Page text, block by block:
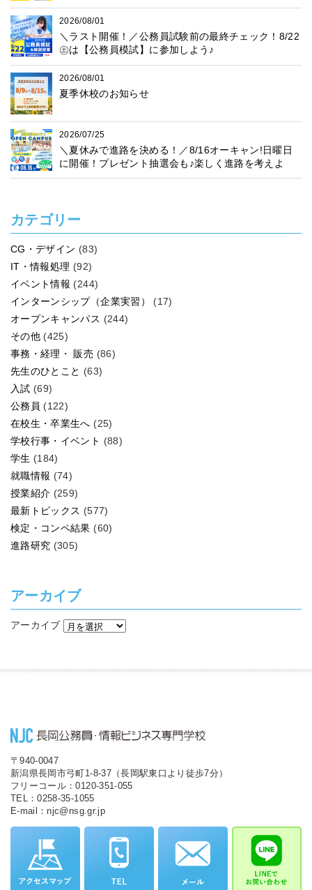
2026/08/01
＼ラスト開催！／公務員試験前の最終チェック！8/22
㊏は【公務員模試】に参加しよう♪
2026/08/01
夏季休校のお知らせ
2026/07/25
＼夏休みで進路を決める！／8/16オーキャン!日曜日
に開催！プレゼント抽選会も♪楽しく進路を考えよ
う！
カテゴリー
CG・デザイン (83)
IT・情報処理 (92)
イベント情報 (244)
インターンシップ（企業実習）
(17)
オープンキャンパス (244)
その他 (425)
事務・経理・ 販売 (86)
先生のひとこと (63)
入試 (69)
公務員 (122)
在校生・卒業生へ (25)
学校行事・イベント (88)
学生 (184)
就職情報 (74)
授業紹介 (259)
最新トピックス (577)
検定・コンペ結果 (60)
進路研究 (305)
アーカイブ
アーカイブ
〒940-0047
新潟県長岡市弓町1-8-37（長岡駅東口より徒歩7分）
フリーコール：0120-351-055
TEL：0258-35-1055
E-mail：njc@nsg.gr.jp